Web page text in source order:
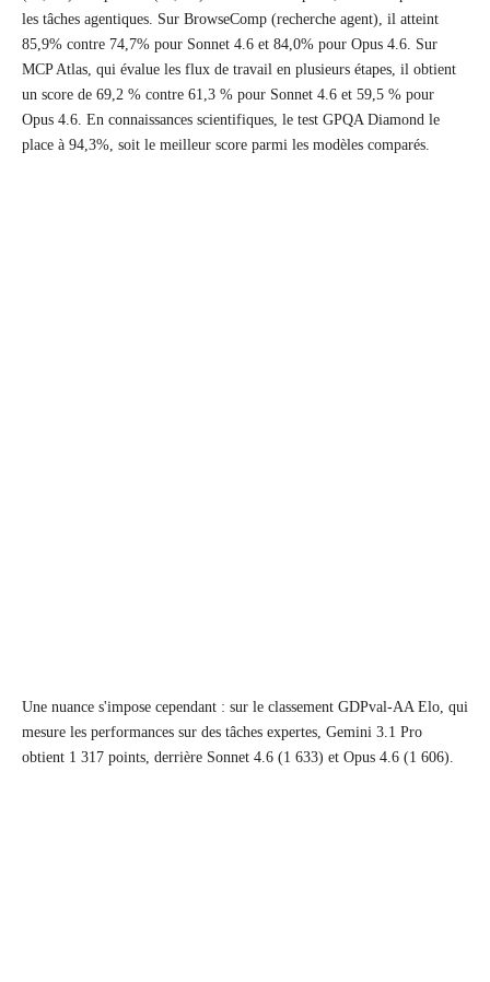
les tâches agentiques. Sur BrowseComp (recherche agent), il atteint
85,9% contre 74,7% pour Sonnet 4.6 et 84,0% pour Opus 4.6. Sur
MCP Atlas, qui évalue les flux de travail en plusieurs étapes, il obtient
un score de 69,2 % contre 61,3 % pour Sonnet 4.6 et 59,5 % pour
Opus 4.6. En connaissances scientifiques, le test GPQA Diamond le
place à 94,3%, soit le meilleur score parmi les modèles comparés.
Une nuance s'impose cependant : sur le classement GDPval-AA Elo, qui
mesure les performances sur des tâches expertes, Gemini 3.1 Pro
obtient 1 317 points, derrière Sonnet 4.6 (1 633) et Opus 4.6 (1 606).